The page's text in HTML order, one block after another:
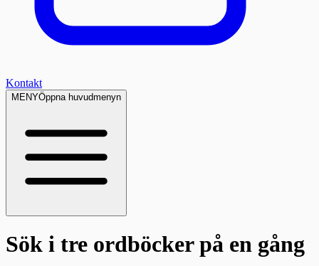
Kontakt
MENYÖppna huvudmenyn
Sök i tre ordböckerpå en gång